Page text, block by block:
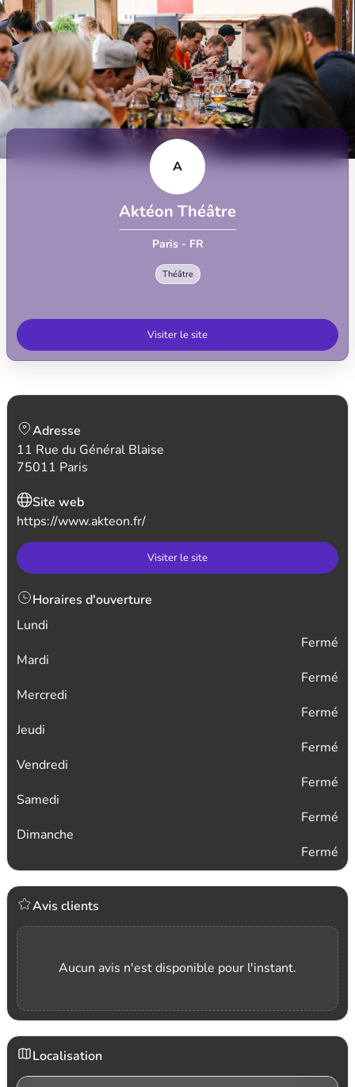
A
Aktéon Théâtre
Paris - FR
Théâtre
Visiter le site
Adresse
11 Rue du Général Blaise
75011 Paris
Site web
https://www.akteon.fr/
Visiter le site
Horaires d'ouverture
Lundi
Fermé
Mardi
Fermé
Mercredi
Fermé
Jeudi
Fermé
Vendredi
Fermé
Samedi
Fermé
Dimanche
Fermé
Avis clients
Aucun avis n'est disponible pour l'instant.
Localisation